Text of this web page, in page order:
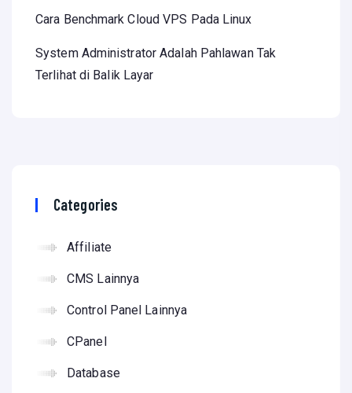
Cara Benchmark Cloud VPS Pada Linux
System Administrator Adalah Pahlawan Tak
Terlihat di Balik Layar
Categories
Affiliate
CMS Lainnya
Control Panel Lainnya
CPanel
Database